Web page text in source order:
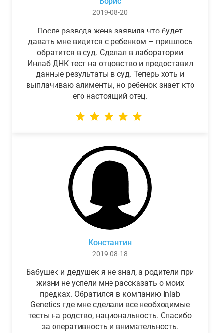
2019-08-20
После развода жена заявила что будет
давать мне видится с ребенком – пришлось
обратится в суд. Сделал в лаборатории
Инлаб ДНК тест на отцовство и предоставил
данные результаты в суд. Теперь хоть и
выплачиваю алименты, но ребенок знает кто
его настоящий отец.
Константин
2019-08-18
Бабушек и дедушек я не знал, а родители при
жизни не успели мне рассказать о моих
предках. Обратился в компанию Inlab
Genetics где мне сделали все необходимые
тесты на родство, национальность. Спасибо
за оперативность и внимательность.